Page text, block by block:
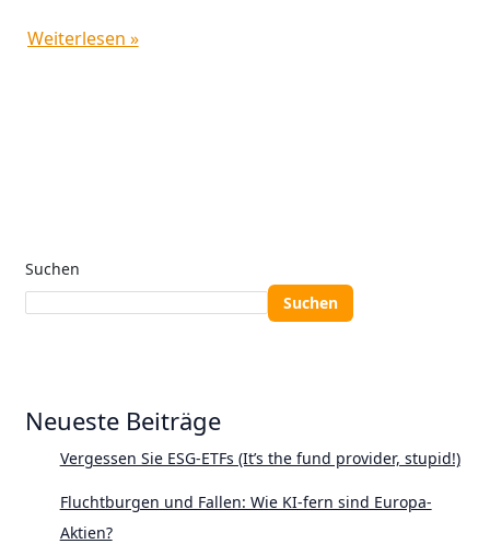
Weiterlesen »
Suchen
Suchen
Neueste Beiträge
Vergessen Sie ESG-ETFs (It’s the fund provider, stupid!)
Fluchtburgen und Fallen: Wie KI-fern sind Europa-
Aktien?